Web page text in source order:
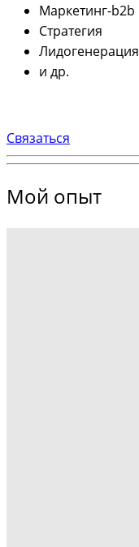
Маркетинг-b2b
Стратегия
Лидогенерация
и др.
Связаться
Мой опыт